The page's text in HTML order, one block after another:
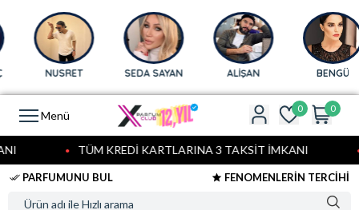
NUSRET SEDA SAYAN ALİŞAN BENGÜ
Menü 0 0
TÜM KREDİ KARTLARINA 3 TAKSİT İMKANI
PARFUMUNU BUL FENOMENLERİN TERCİHİ